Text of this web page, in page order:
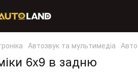
Автозвук та мультимедіа
6x9 в задню